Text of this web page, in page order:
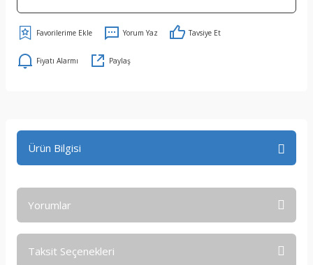
Yorum Yaz Tavsiye Et
Fiyatı Alarmı Paylaş
Ürün Bilgisi
Yorumlar
Taksit Seçenekleri